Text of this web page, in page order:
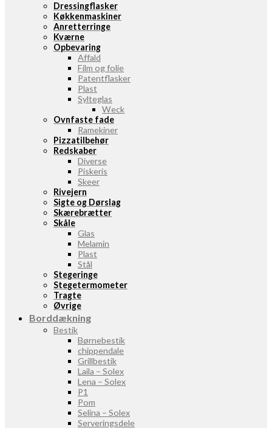
Dressingflasker
Køkkenmaskiner
Anretterringe
Kværne
Opbevaring
Affald
Film og folie
Patentflasker
Plast
Sylteglas
Weck
Ovnfaste fade
Ramekiner
Pizzatilbehør
Redskaber
Diverse
Piskeris
Skeer
Rivejern
Sigte og Dørslag
Skærebrætter
Skåle
Glas
Melamin
Plast
Stål
Stegeringe
Stegetermometer
Tragte
Øvrige
Borddækning
Bestik
Børnebestik
chippendale
Grillbestik
Laila – Solex
Lena – Solex
P1
Pom
Selina – Solex
Serveringsdele